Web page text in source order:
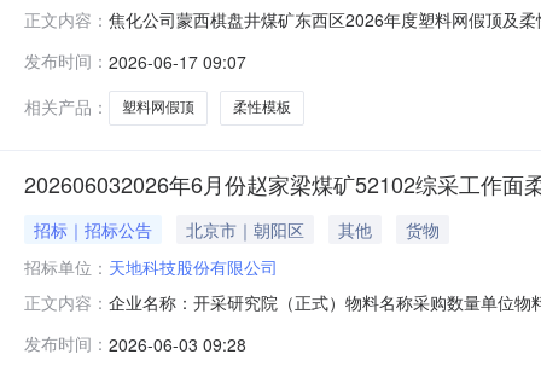
正文内容： 焦化公司蒙西棋盘井煤矿东西区2026年度塑料网假顶及
司蒙西棋盘井煤矿东西区2026年度塑料网假顶及柔性模
发布时间： 2026-06-17 09:07
相关产品：
塑料网假顶 柔性模板
202606032026年6月份赵家梁煤矿52102综采工作面
招标｜招标公告 北京市｜朝阳区 其他
货物
招标单位： 天地科技股份有限公司
正文内容： 企业名称：开采研究院（正式）物料名称采购数量单位
张恒恒联系电话：18966951456邮件地址：
发布时间： 2026-06-03 09:28